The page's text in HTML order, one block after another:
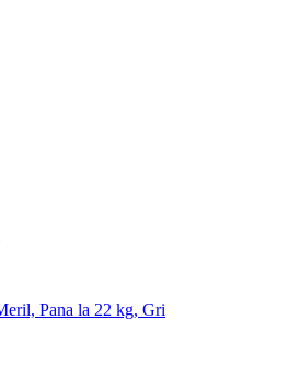
Pana la 22 kg, Gri